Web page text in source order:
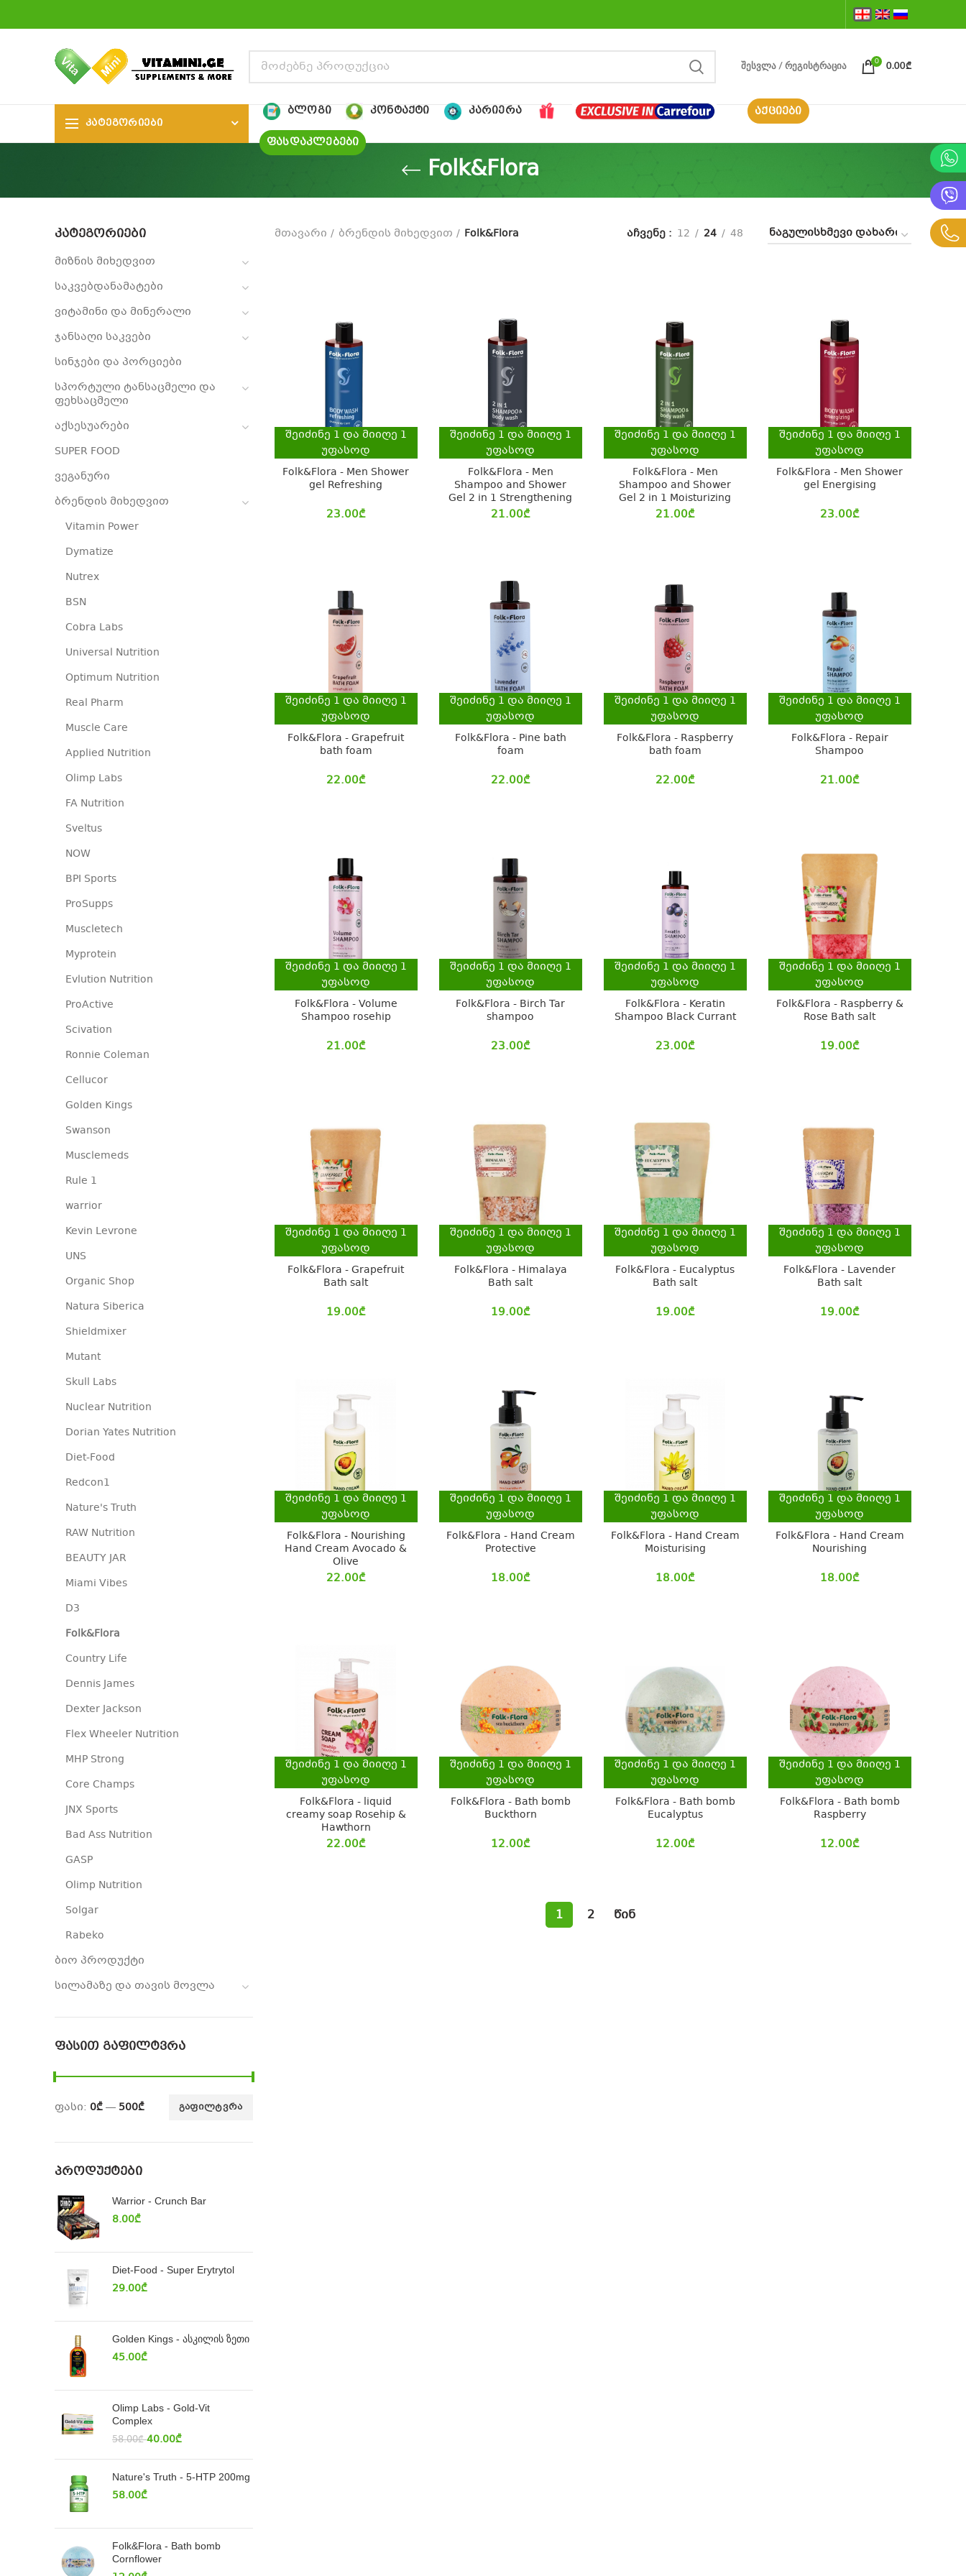
ᲨᲔᲡᲕᲚᲐ / ᲠᲔᲒᲘᲡᲢᲠᲐᲪᲘᲐ
0
0.00₾
ᲙᲐᲢᲔᲒᲝᲠᲘᲔᲑᲘ
ᲑᲚᲝᲒᲘ ᲙᲝᲜᲢᲐᲥᲢᲘ ᲙᲐᲠᲘᲔᲠᲐ
ᲐᲥᲪᲘᲔᲑᲘ
ᲤᲐᲡᲓᲐᲙᲚᲔᲑᲔᲑᲘ
Folk&Flora
ᲙᲐᲢᲔᲒᲝᲠᲘᲔᲑᲘ
მიზნის მიხედვით
საკვებდანამატები
ვიტამინი და მინერალი
ჯანსაღი საკვები
სინჯები და პორციები
სპორტული ტანსაცმელი და
ფეხსაცმელი
აქსესუარები
SUPER FOOD
ვეგანური
ბრენდის მიხედვით
Vitamin Power
Dymatize
Nutrex
BSN
Cobra Labs
Universal Nutrition
Optimum Nutrition
Real Pharm
Muscle Care
Applied Nutrition
Olimp Labs
FA Nutrition
Sveltus
NOW
BPI Sports
ProSupps
Muscletech
Myprotein
Evlution Nutrition
ProActive
Scivation
Ronnie Coleman
Cellucor
Golden Kings
Swanson
Musclemeds
Rule 1
warrior
Kevin Levrone
UNS
Organic Shop
Natura Siberica
Shieldmixer
Mutant
Skull Labs
Nuclear Nutrition
Dorian Yates Nutrition
Diet-Food
Redcon1
Nature's Truth
RAW Nutrition
BEAUTY JAR
Miami Vibes
D3
Folk&Flora
Country Life
Dennis James
Dexter Jackson
Flex Wheeler Nutrition
MHP Strong
Core Champs
JNX Sports
Bad Ass Nutrition
GASP
Olimp Nutrition
Solgar
Rabeko
ბიო პროდუქტი
სილამაზე და თავის მოვლა
ᲤᲐᲡᲘᲗ ᲒᲐᲤᲘᲚᲢᲕᲠᲐ
ᲒᲐᲤᲘᲚᲢᲕᲠᲐ
ფასი: 0₾— 500₾
ᲞᲠᲝᲓᲣᲥᲢᲔᲑᲘ
Warrior - Crunch Bar
8.00₾
Diet-Food - Super Erytrytol
29.00₾
Golden Kings - ასკილის ზეთი
45.00₾
Olimp Labs - Gold-Vit
Complex
58.00₾ 40.00₾
Nature's Truth - 5-HTP 200mg
58.00₾
Folk&Flora - Bath bomb
Cornflower
მთავარი ბრენდის მიხედვით Folk&Flora აჩვენე 12 24 48
შეიძინე 1 და მიიღე 1
უფასოდ
Folk&Flora - Men Shower
gel Refreshing
23.00₾
შეიძინე 1 და მიიღე 1
უფასოდ
Folk&Flora - Men
Shampoo and Shower
Gel 2 in 1 Strengthening
21.00₾
შეიძინე 1 და მიიღე 1
უფასოდ
Folk&Flora - Men
Shampoo and Shower
Gel 2 in 1 Moisturizing
21.00₾
შეიძინე 1 და მიიღე 1
უფასოდ
Folk&Flora - Men Shower
gel Energising
23.00₾
შეიძინე 1 და მიიღე 1
უფასოდ
Folk&Flora - Grapefruit
bath foam
22.00₾
შეიძინე 1 და მიიღე 1
უფასოდ
Folk&Flora - Pine bath
foam
22.00₾
შეიძინე 1 და მიიღე 1
უფასოდ
Folk&Flora - Raspberry
bath foam
22.00₾
შეიძინე 1 და მიიღე 1
უფასოდ
Folk&Flora - Repair
Shampoo
21.00₾
შეიძინე 1 და მიიღე 1
უფასოდ
Folk&Flora - Volume
Shampoo rosehip
21.00₾
შეიძინე 1 და მიიღე 1
უფასოდ
Folk&Flora - Birch Tar
shampoo
23.00₾
შეიძინე 1 და მიიღე 1
უფასოდ
Folk&Flora - Keratin
Shampoo Black Currant
23.00₾
შეიძინე 1 და მიიღე 1
უფასოდ
Folk&Flora - Raspberry &
Rose Bath salt
19.00₾
შეიძინე 1 და მიიღე 1
უფასოდ
Folk&Flora - Grapefruit
Bath salt
19.00₾
შეიძინე 1 და მიიღე 1
უფასოდ
Folk&Flora - Himalaya
Bath salt
19.00₾
შეიძინე 1 და მიიღე 1
უფასოდ
Folk&Flora - Eucalyptus
Bath salt
19.00₾
შეიძინე 1 და მიიღე 1
უფასოდ
Folk&Flora - Lavender
Bath salt
19.00₾
შეიძინე 1 და მიიღე 1
უფასოდ
Folk&Flora - Nourishing
Hand Cream Avocado &
Olive
22.00₾
შეიძინე 1 და მიიღე 1
უფასოდ
Folk&Flora - Hand Cream
Protective
18.00₾
შეიძინე 1 და მიიღე 1
უფასოდ
Folk&Flora - Hand Cream
Moisturising
18.00₾
შეიძინე 1 და მიიღე 1
უფასოდ
Folk&Flora - Hand Cream
Nourishing
18.00₾
შეიძინე 1 და მიიღე 1
უფასოდ
Folk&Flora - liquid
creamy soap Rosehip &
Hawthorn
22.00₾
შეიძინე 1 და მიიღე 1
უფასოდ
Folk&Flora - Bath bomb
Buckthorn
12.00₾
შეიძინე 1 და მიიღე 1
უფასოდ
Folk&Flora - Bath bomb
Eucalyptus
12.00₾
შეიძინე 1 და მიიღე 1
უფასოდ
Folk&Flora - Bath bomb
Raspberry
12.00₾
1 2 წინ